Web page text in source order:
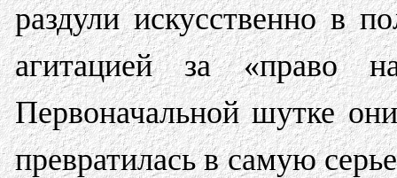
раздули искусственно в
агитацией за «право
Первоначальной шутке
превратилась в самую